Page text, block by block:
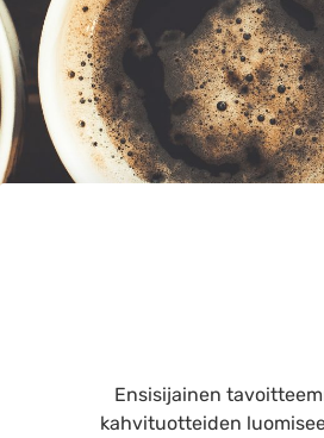
Ensisijainen
kahvituotteiden